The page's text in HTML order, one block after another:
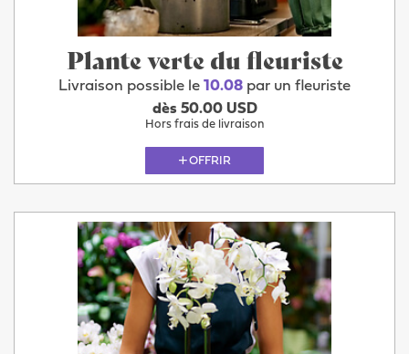
Plante verte du fleuriste
Livraison possible le 10.08 par un fleuriste
dès 50.00 USD
Hors frais de livraison
OFFRIR